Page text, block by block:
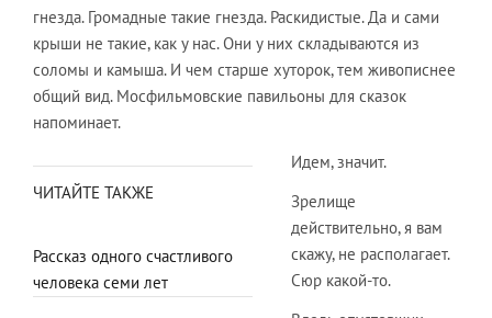
гнезда. Громадные такие гнезда. Раскидистые. Да и сами
крыши не такие, как у нас. Они у них складываются из
соломы и камыша. И чем старше хуторок, тем живописнее
общий вид. Мосфильмовские павильоны для сказок
напоминает.
ЧИТАЙТЕ ТАКЖЕ
Рассказ одного счастливого
человека семи лет
Идем, значит.
Зрелище
действительно, я вам
скажу, не располагает.
Сюр какой-то.